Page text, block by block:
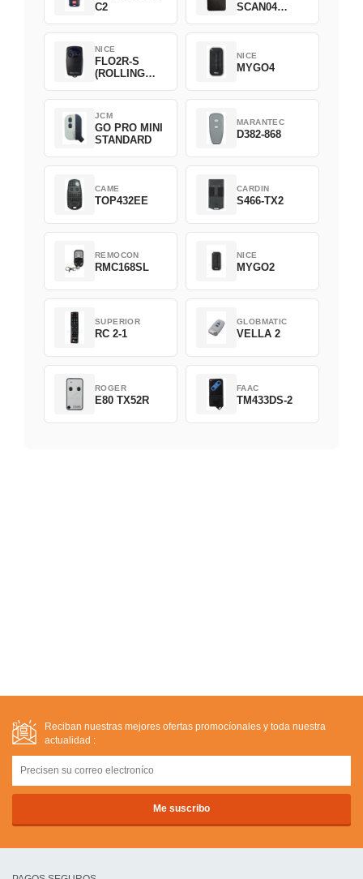
C2
SCAN04
NICE
FLO2R-S
(ROLLING
NICE
MYGO4
JCM
GO PRO MINI
STANDARD
MARANTEC
D382-868
CAME
TOP432EE
CARDIN
S466-TX2
REMOCON
RMC168SL
NICE
MYGO2
SUPERIOR
RC 2-1
GLOBMATIC
VELLA 2
ROGER
E80 TX52R
FAAC
TM433DS-2
Reciban nuestras mejores ofertas promocíonales y toda nuestra
actualidad :